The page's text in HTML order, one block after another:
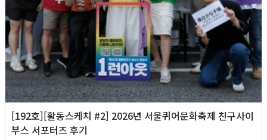
[192호][활동스케치 #2] 2026년 서울퀴어문화축제 친구사이
부스 서포터즈 후기